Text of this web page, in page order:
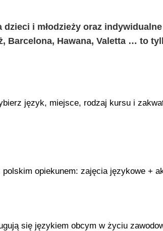
dzieci i młodzieży oraz
Barcelona, Hawana, Valetta … to
język, miejsce, rodzaj kursu i
opiekunem: zajęcia językowe +
się językiem obcym w życiu